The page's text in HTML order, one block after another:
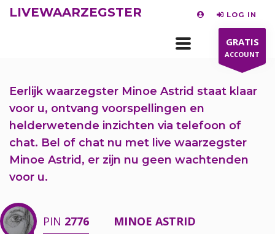
LIVEWAARZEGSTER LOG IN
GRATIS
ACCOUNT
Eerlijk waarzegster Minoe Astrid staat klaar
voor u, ontvang voorspellingen en
helderwetende inzichten via telefoon of
chat. Bel of chat nu met live waarzegster
Minoe Astrid, er zijn nu geen wachtenden
voor u.
PIN 2776 MINOE ASTRID